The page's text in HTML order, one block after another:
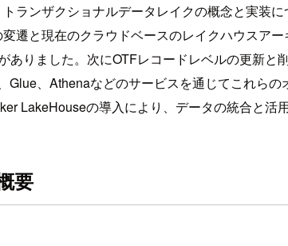
ランザクショナルデータレイクの概念と実装に
遷と現在のクラウドベースのレイクハウスア
ありました。次にOTFレコードレベルの更新
Glue、Athenaなどのサービスを通じてこれら
LakeHouseの導入により、データの統合と活
要